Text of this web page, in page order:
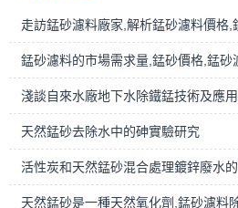
走訪錳砂濾料廠家,解析錳砂濾料價格,
錳砂濾料的市場需求量,錳砂價格,錳砂
淺談自來水廠地下水除鐵錳技術及應
天然錳砂去除水中的砷實驗研究
活性炭和天然錳砂混合處理鍍鋅廢水
天然錳砂是一種天然氧化劑,錳砂濾料